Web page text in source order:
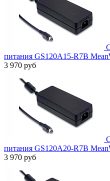
питания GS120A15-R7B
3 970 руб
питания GS120A20-R7B
3 970 руб